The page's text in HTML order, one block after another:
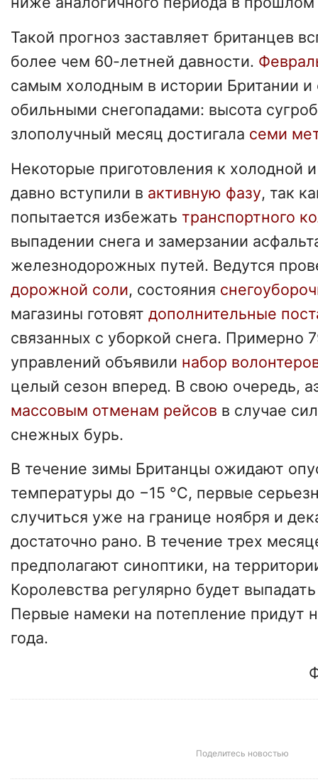
Такой прогноз заставляет британцев
более чем 60-летней давности.
самым холодным в истории Британии и
обильными снегопадами: высота
злополучный месяц достигала семи
Некоторые приготовления к холодной
давно вступили в активную фазу, так
попытается избежать транспортного
выпадении снега и замерзании
железнодорожных путей. Ведутся
дорожной соли, состояния
магазины готовят дополнительные
связанных с уборкой снега. Примерно
управлений объявили набор
целый сезон вперед. В свою очередь,
массовым отменам рейсов в случае
снежных бурь.
В течение зимы Британцы ожидают
температуры до −15 °С, первые
случиться уже на границе ноября и
достаточно рано. В течение трех
предполагают синоптики, на
Королевства регулярно будет
Первые намеки на потепление придут
года.
Поделитесь новостью